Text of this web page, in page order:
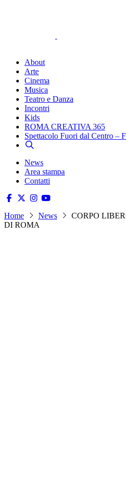
About
Arte
Cinema
Musica
Teatro e Danza
Incontri
Kids
ROMA CREATIVA 365
Spettacolo Fuori dal Centro –
News
Area stampa
Contatti
Home News
CORPO
DI ROMA